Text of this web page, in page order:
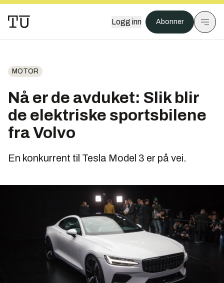
Logg inn Abonner
MOTOR
Nå er de avduket: Slik blir
de elektriske sportsbilene
fra Volvo
En konkurrent til Tesla Model 3 er på vei.